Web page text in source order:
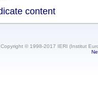
Copyright © 1998-2017 IERI (Institut